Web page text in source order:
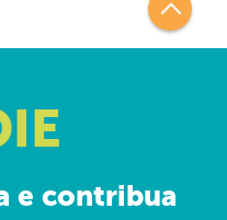
e contribua